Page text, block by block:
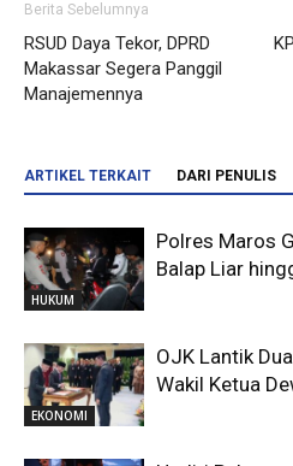
Berita Sebelumnya
RSUD Daya Tekor, DPRD
Makassar Segera Panggil
Manajemennya
ARTIKEL TERKAIT DARI PENULIS
HUKUM
Polres Maros
Balap Liar
EKONOMI
OJK Lantik
Wakil Ketua